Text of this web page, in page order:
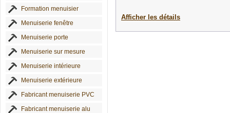
Formation menuisier
Menuiserie fenêtre
Menuiserie porte
Menuiserie sur mesure
Menuiserie intérieure
Menuiserie extérieure
Fabricant menuiserie PVC
Fabricant menuiserie alu
Afficher les détails